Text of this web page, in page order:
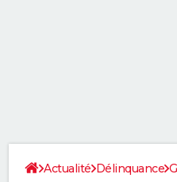
Actualité Délinquance